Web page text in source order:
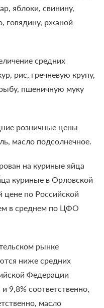
яблоки, свинину,
говядину, ржаной
средних
рис, гречневую крупу,
пшеничную муку
розничные цены
масло подсолнечное.
на куриные яйца
куриные в Орловской
цене по Российской
в среднем по ЦФО
рынке
ниже средних
Федерации
9,8% соответственно,
масло